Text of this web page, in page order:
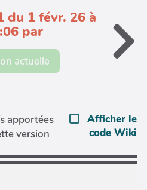
du 1 févr. 26 à
par
actuelle
apportées
version
Afficher le
code Wiki